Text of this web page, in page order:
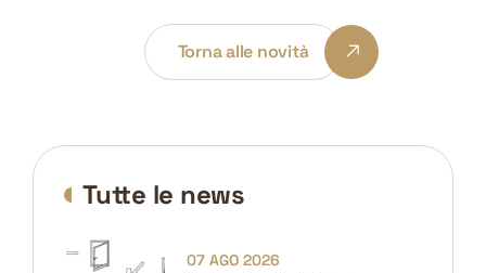
Torna alle novità
Tutte le news
07 AGO 2026